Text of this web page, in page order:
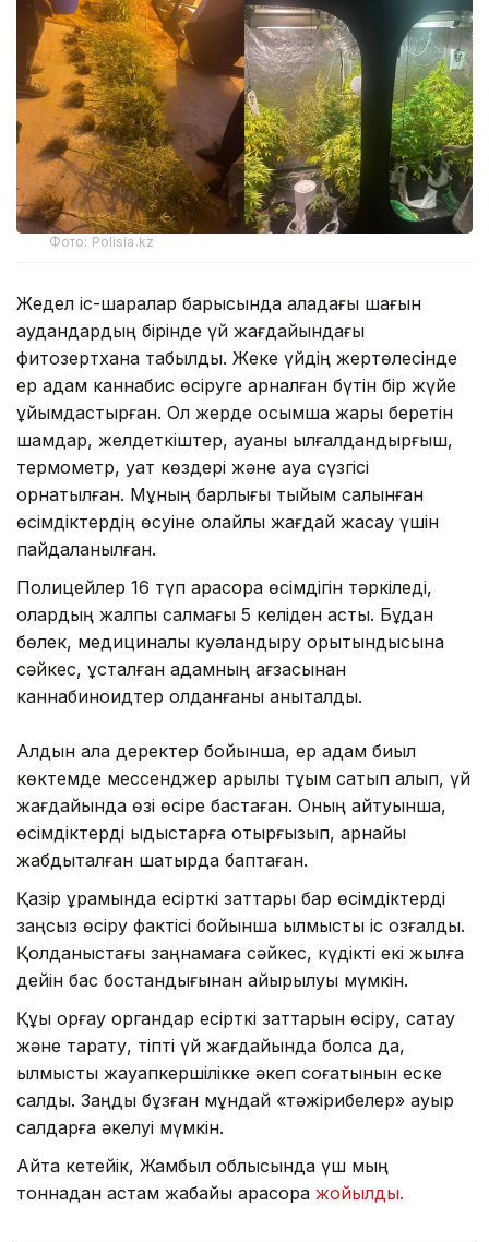
Фото: Polisia.kz
Жедел іс-шаралар барысында қаладағы шағын
аудандардың бірінде үй жағдайындағы
фитозертхана табылды. Жеке үйдің жертөлесінде
ер адам каннабис өсіруге арналған бүтін бір жүйе
ұйымдастырған. Ол жерде қосымша жарық беретін
шамдар, желдеткіштер, ауаны ылғалдандырғыш,
термометр, қуат көздері және ауа сүзгісі
орнатылған. Мұның барлығы тыйым салынған
өсімдіктердің өсуіне қолайлы жағдай жасау үшін
пайдаланылған.
Полицейлер 16 түп қарасора өсімдігін тәркіледі,
олардың жалпы салмағы 5 келіден асты. Бұдан
бөлек, медициналық куәландыру қорытындысына
сәйкес, ұсталған адамның ағзасынан
каннабиноидтер қолданғаны анықталды.
Алдын ала деректер бойынша, ер адам биыл
көктемде мессенджер арқылы тұқым сатып алып, үй
жағдайында өзі өсіре бастаған. Оның айтуынша,
өсімдіктерді ыдыстарға отырғызып, арнайы
жабдықталған шатырда баптаған.
Қазір құрамында есірткі заттары бар өсімдіктерді
заңсыз өсіру фактісі бойынша қылмыстық іс қозғалды.
Қолданыстағы заңнамаға сәйкес, күдікті екі жылға
дейін бас бостандығынан айырылуы мүмкін.
Құқық қорғау органдар есірткі заттарын өсіру, сақтау
және тарату, тіпті үй жағдайында болса да,
қылмыстық жауапкершілікке әкеп соғатынын еске
салды. Заңды бұзған мұндай «тәжірибелер» ауыр
салдарға әкелуі мүмкін.
Айта кетейік, Жамбыл облысында үш мың
тоннадан астам жабайы қарасора жойылды.